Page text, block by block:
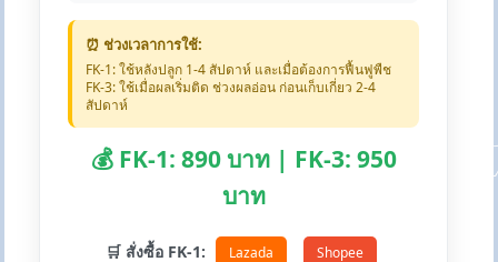
⏰ ช่วงเวลาการใช้:
FK-1: ใช้หลังปลูก 1-4 สัปดาห์ และเมื่อต้องการฟื้นฟูพืช
FK-3: ใช้เมื่อผลเริ่มติด ช่วงผลอ่อน ก่อนเก็บเกี่ยว 2-4
สัปดาห์
💰 FK-1: 890 บาท | FK-3: 950
บาท
🛒 สั่งซื้อ FK-1: Lazada Shopee